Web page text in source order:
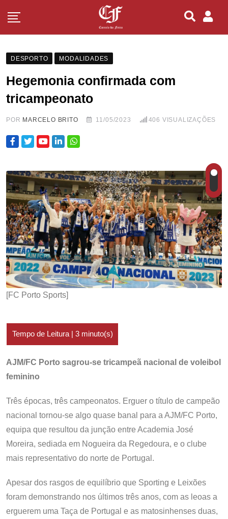
DESPORTO MODALIDADES
Hegemonia confirmada com
tricampeonato
POR MARCELO BRITO 11/05/2023 406 VISUALIZAÇÕES
[FC Porto Sports]
AJM/FC Porto sagrou-se tricampeã nacional de voleibol
feminino
Três épocas, três campeonatos. Erguer o título de campeão
nacional tornou-se algo quase banal para a AJM/FC Porto,
equipa que resultou da junção entre Academia José
Moreira, sediada em Nogueira da Regedoura, e o clube
mais representativo do norte de Portugal.
Apesar dos rasgos de equilíbrio que Sporting e Leixões
foram demonstrando nos últimos três anos, com as leoas a
erguerem uma Taça de Portugal e as matosinhenses duas,